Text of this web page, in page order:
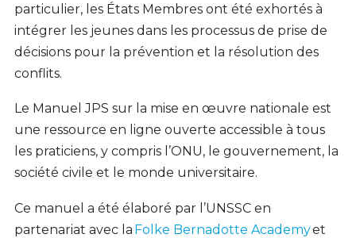
particulier, les États Membres ont été exhortés à
intégrer les jeunes dans les processus de prise de
décisions pour la prévention et la résolution des
conflits.
Le Manuel JPS sur la mise en œuvre nationale est
une ressource en ligne ouverte accessible à tous
les praticiens, y compris l’ONU, le gouvernement, la
société civile et le monde universitaire.
Ce manuel a été élaboré par l’UNSSC en
partenariat avec la Folke Bernadotte Academyet